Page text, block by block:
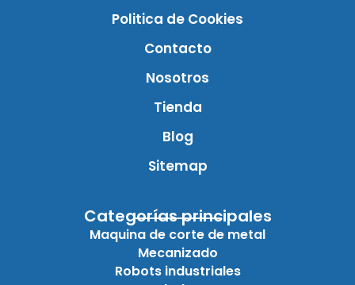
Politica de Cookies
Contacto
Nosotros
Tienda
Blog
Sitemap
Categorías principales
Maquina de corte de metal
Mecanizado
Robots industriales